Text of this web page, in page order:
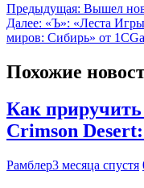
Предыдущая: Вышел
Далее: «Ъ»: «Леста
миров: Сибирь» от
Похожие
Как
Crimson
Рамблер3 месяца спустя